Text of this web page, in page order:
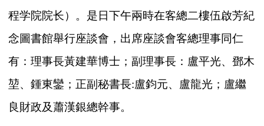
程学院院长）。是日下午兩時在客總二樓伍啟芳紀
念圖書館舉行座談會，出席座談會客總理事同仁
有：理事長黃建華博士；副理事長：盧平光、鄧木
堃、鍾東鑾；正副秘書長:盧鈞元、盧龍光；盧繼
良財政及蕭漢銀總幹事。